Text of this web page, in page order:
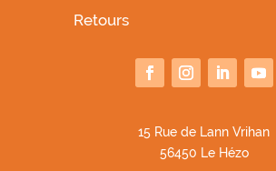
Retours
15 Rue de Lann Vrihan
56450 Le Hézo